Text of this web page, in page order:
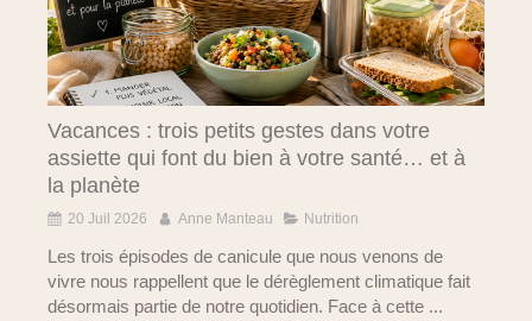
Vacances : trois petits gestes dans votre
assiette qui font du bien à votre santé… et à
la planète
20 Juil 2026 Anne Manteau Nutrition
Les trois épisodes de canicule que nous venons de
vivre nous rappellent que le dérèglement climatique fait
désormais partie de notre quotidien. Face à cette ...